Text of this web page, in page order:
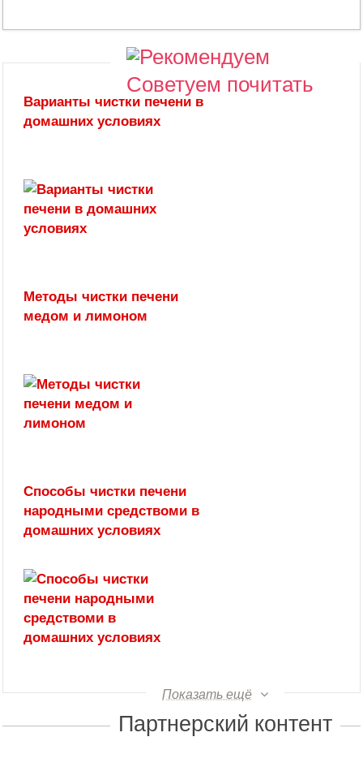
Советуем почитать
Варианты чистки печени в
домашних условиях
Методы чистки печени
медом и лимоном
Способы чистки печени
народными средствоми в
домашних условиях
Показать ещё
Партнерский контент